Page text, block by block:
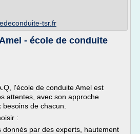
tsr.fr
- école de conduite
l'école de conduite Amel est
attentes, avec son approche
de chacun.
:
donnés par des experts, hautement